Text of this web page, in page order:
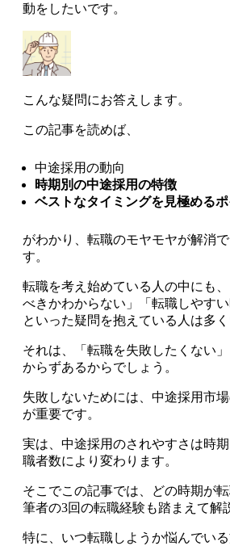
動をしたいです。
こんな疑問にお答えします。
この記事を読めば、
中途採用の動向
時期別の中途採用の特徴
ベストなタイミングを見極めるポ
がわかり、転職のモヤモヤが解消
す。
転職を考え始めている人の中にも、
べきかわからない」「転職しやすい
といった疑問を抱えている人は多く
それは、「転職を失敗したくない
からずあるからでしょう。
失敗しないためには、中途採用市
が重要です。
実は、中途採用のされやすさは時
職者数により変わります。
そこでこの記事では、
どの時期が
筆者の3回の転職経験も踏まえて解
特に、いつ転職しようか悩んでい